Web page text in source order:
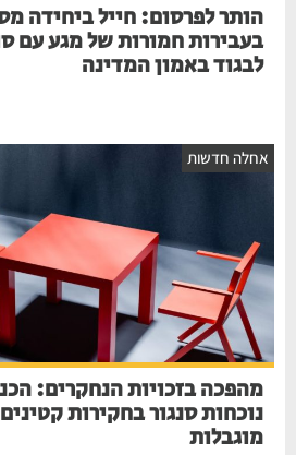
הותר לפרסום: חייל ביחידה
בעבירות חמורות של מגע עם
לבגוד באמון המדינה
אחלה חדשות
מהפכה בזכויות הנחקרים:
נוכחות סנגור בחקירות
מוגבלות